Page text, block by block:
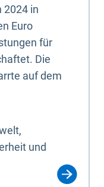
2024 in
Euro
für
Die
auf dem
und